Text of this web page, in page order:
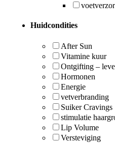
Huidcondities
After Sun
Vitamine kuur
Ontgifting –
Hormonen
Energie
vetverbranding
Suiker Cravings
stimulatie
Lip Volume
Versteviging